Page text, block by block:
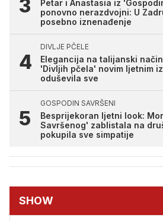
Petar i Anastasia iz
ponovno nerazdvojni: U
posebno iznenađenje
DIVLJE PČELE
Elegancija na talijanski
'Divljih pčela' novim ljetnim
oduševila sve
GOSPODIN SAVRŠENI
Besprijekoran ljetni look:
Savršenog' zablistala na
pokupila sve simpatije
SHOW